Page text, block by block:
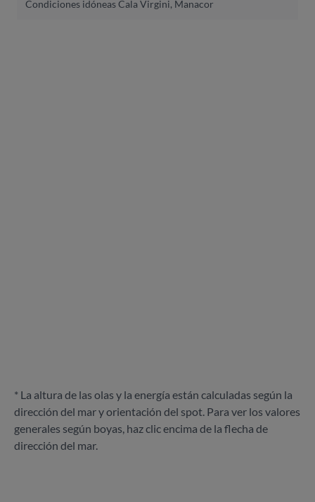
Condiciones idóneas Cala Virgini, Manacor
* La altura de las olas y la energía están calculadas según la
dirección del mar y orientación del spot. Para ver los valores
generales según boyas, haz clic encima de la flecha de
dirección del mar.